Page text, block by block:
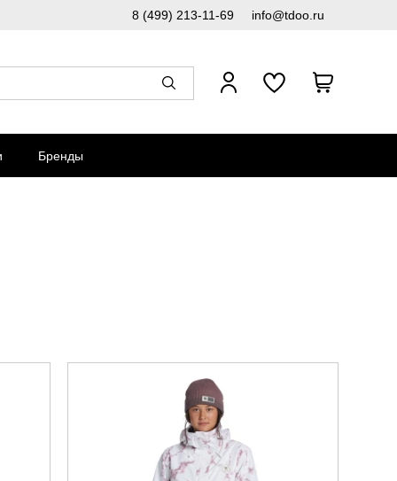
8 (499) 213-11-69 info@tdoo.ru
Бренды